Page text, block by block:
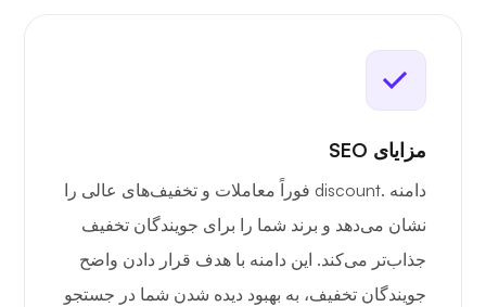
مزایای SEO
دامنه .discount فوراً معاملات و تخفیف‌های عالی را
نشان می‌دهد و برند شما را برای جویندگان تخفیف
جذاب‌تر می‌کند. این دامنه با هدف قرار دادن واضح
جویندگان تخفیف، به بهبود دیده شدن شما در جستجو